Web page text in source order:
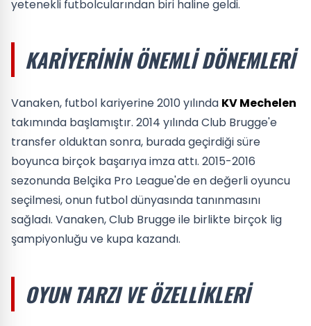
yetenekli futbolcularından biri haline geldi.
KARIYERININ ÖNEMLI DÖNEMLERI
Vanaken, futbol kariyerine 2010 yılında KV Mechelen
takımında başlamıştır. 2014 yılında Club Brugge'e
transfer olduktan sonra, burada geçirdiği süre
boyunca birçok başarıya imza attı. 2015-2016
sezonunda Belçika Pro League'de en değerli oyuncu
seçilmesi, onun futbol dünyasında tanınmasını
sağladı. Vanaken, Club Brugge ile birlikte birçok lig
şampiyonluğu ve kupa kazandı.
OYUN TARZI VE ÖZELLIKLERI